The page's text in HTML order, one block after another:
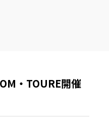
・TOURE開催